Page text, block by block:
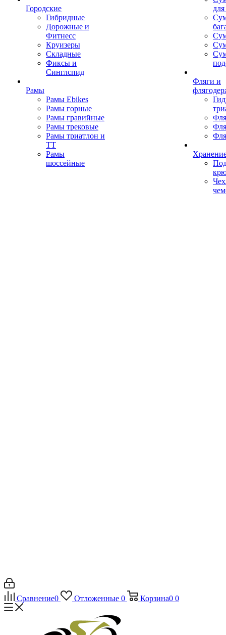
Городские
Гибридные
Дорожные и
Фитнесс
Круизеры
Складные
Фиксы и
Синглспид
Рамы
Рамы Ebikes
Рамы горные
Рамы гравийные
Рамы трековые
Рамы триатлон и
ТТ
Рамы
шоссейные
Фляги и
Сравнение0 Отложенные 0 Корзина0 0